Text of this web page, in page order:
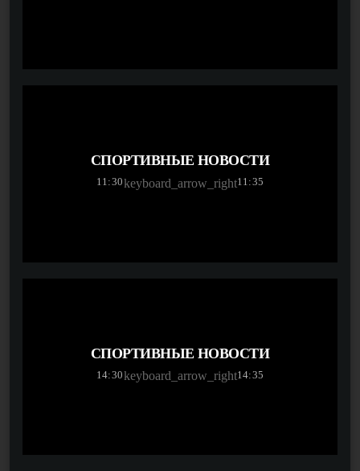
СПОРТИВНЫЕ НОВОСТИ
11:30keyboard_arrow_right11:35
СПОРТИВНЫЕ НОВОСТИ
14:30keyboard_arrow_right14:35